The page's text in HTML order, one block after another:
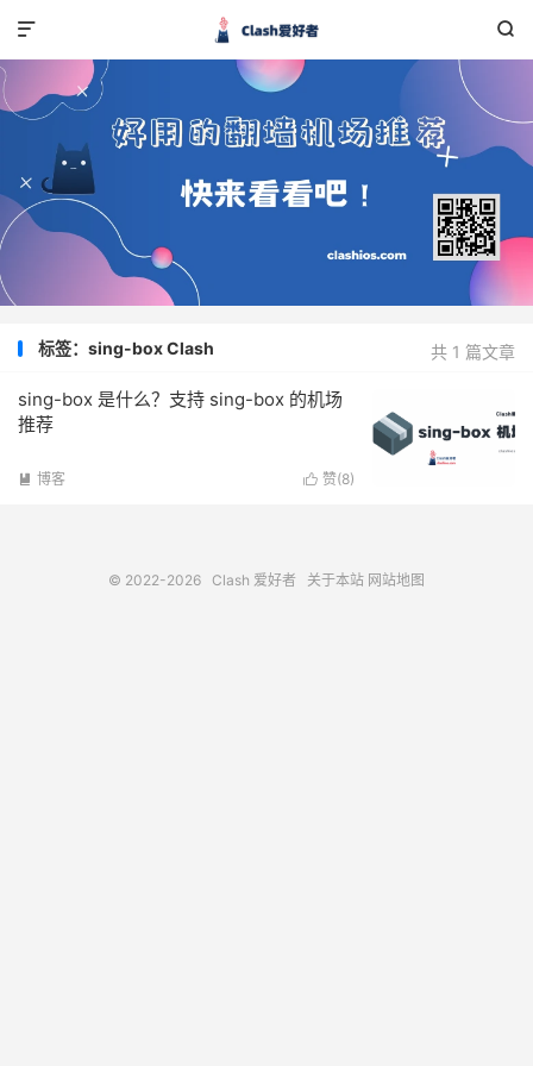


共 1 篇文章
标签：sing-box Clash
sing-box 是什么？支持 sing-box 的机场
推荐
 赞(8)
 博客
© 2022-2026 Clash 爱好者 关于本站 网站地图